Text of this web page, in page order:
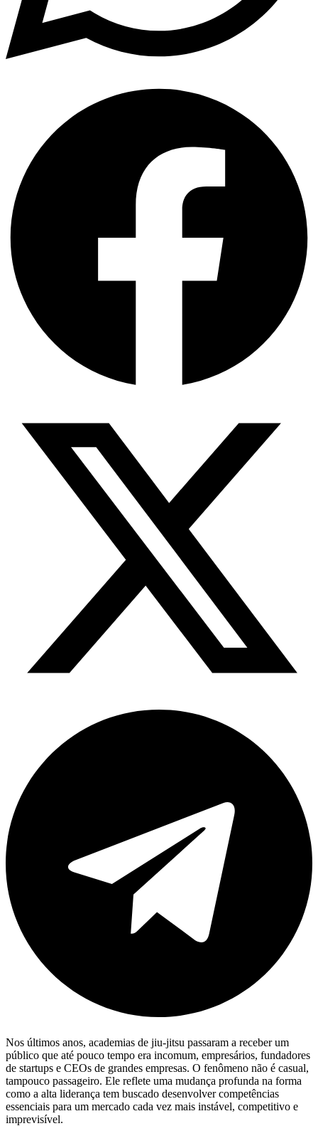
Nos últimos anos, academias de jiu-jitsu passaram a receber um
público que até pouco tempo era incomum, empresários, fundadores
de startups e CEOs de grandes empresas. O fenômeno não é casual,
tampouco passageiro. Ele reflete uma mudança profunda na forma
como a alta liderança tem buscado desenvolver competências
essenciais para um mercado cada vez mais instável, competitivo e
imprevisível.